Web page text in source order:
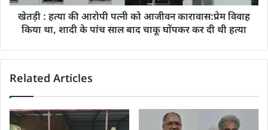
खेतड़ी : हत्या की आरोपी पत्नी को आजीवन कारावास:प्रेम विवाह
किया था, शादी के पांच साल बाद चाकू घोंपकर कर दी थी हत्या
Related Articles